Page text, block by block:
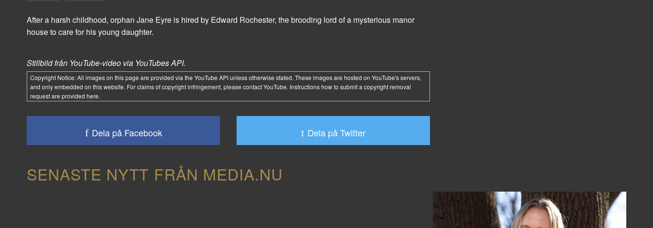
After a harsh childhood, orphan Jane Eyre is hired by Edward Rochester, the brooding lord of a mysterious manor
house to care for his young daughter.
Stillbild från YouTube-video via YouTubes API.
Copyright Notice:All images on this page are provided via the YouTube APIunless otherwise stated. These images are hosted on YouTube's servers,
and only embedded on this website. For claims of copyright infringement, please contact YouTube. Instructions how to submit a copyright removal
request are provided here.
Dela på Facebook Dela på Twitter
SENASTE NYTT FRÅN MEDIA.NU